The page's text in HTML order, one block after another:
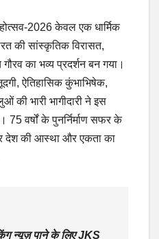
2026 केवल एक धार्मिक
की सांस्कृतिक विरासत,
का भव्य प्रदर्शन बन गया।
ऐतिहासिक कुंभाभिषेक,
की भारी भागीदारी ने इस
75 वर्षों के पुनर्निर्माण सफर के
देश की आस्था और एकता का
न्यूज़ पाने के लिए JKS